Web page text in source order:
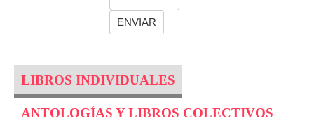
LIBROS INDIVIDUALES
ANTOLOGÍAS Y LIBROS COLECTIVOS